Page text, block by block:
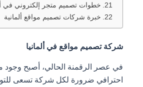
خطوات تصميم متجر إلكتروني في
خبرة شركات تصميم مواقع ألمانية
شركة تصميم مواقع في ألمانيا
في عصر الرقمنة الحالي، أصبح وجود
احترافي ضرورة لكل شركة تسعى